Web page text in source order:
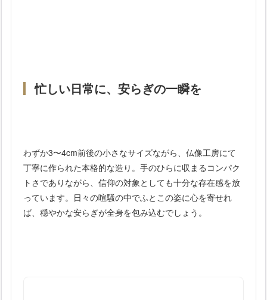
忙しい日常に、安らぎの一瞬を
わずか3〜4cm前後の小さなサイズながら、仏像工房にて
丁寧に作られた本格的な造り。手のひらに収まるコンパク
トさでありながら、信仰の対象としても十分な存在感を放
っています。日々の喧騒の中でふとこの姿に心を寄せれ
ば、穏やかな安らぎが全身を包み込むでしょう。